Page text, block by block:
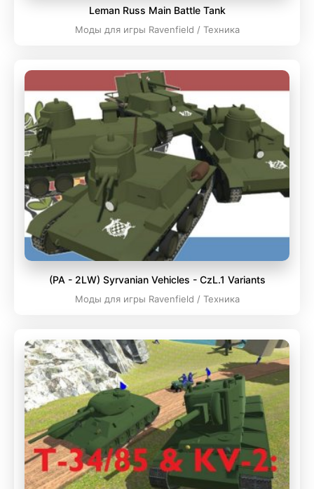
Leman Russ Main Battle Tank
Моды для игры Ravenfield / Техника
(PA - 2LW) Syrvanian Vehicles - CzL.1 Variants
Моды для игры Ravenfield / Техника